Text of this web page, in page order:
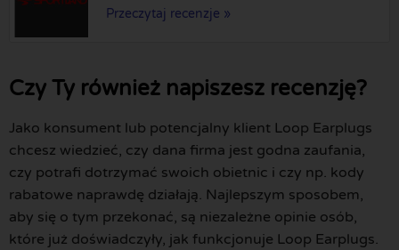
Przeczytaj recenzje »
Czy Ty również napiszesz recenzję?
Jako konsument lub potencjalny klient Loop Earplugs
chcesz wiedzieć, czy dana firma jest godna zaufania,
czy potrafi dotrzymać swoich obietnic i czy np. kody
rabatowe naprawdę działają. Najlepszym sposobem,
aby się o tym przekonać, są niezależne opinie osób,
które już doświadczyły, jak funkcjonuje Loop Earplugs.